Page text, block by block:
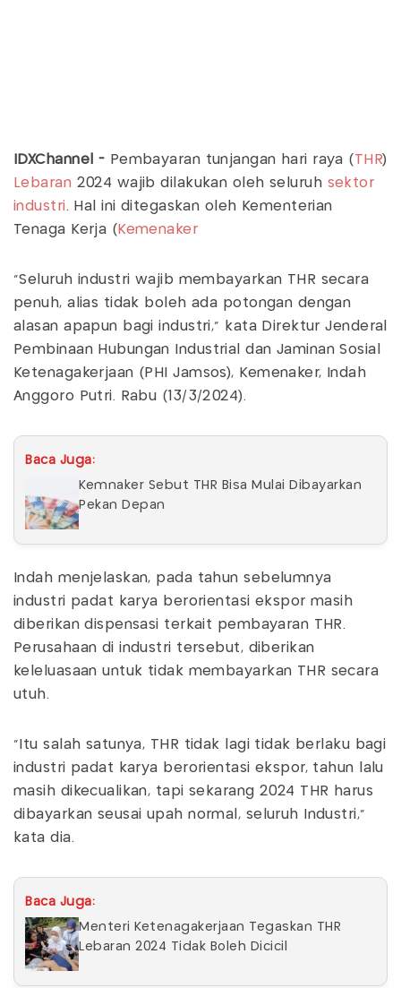
IDXChannel - Pembayaran tunjangan hari raya ( THR)
Lebaran 2024 wajib dilakukan oleh seluruh sektor
industri. Hal ini ditegaskan oleh Kementerian
Tenaga Kerja ( Kemenaker
"Seluruh industri wajib membayarkan THR secara
penuh, alias tidak boleh ada potongan dengan
alasan apapun bagi industri," kata Direktur Jenderal
Pembinaan Hubungan Industrial dan Jaminan Sosial
Ketenagakerjaan (PHI Jamsos), Kemenaker, Indah
Anggoro Putri. Rabu (13/3/2024).
Baca Juga:
Kemnaker Sebut THR Bisa Mulai Dibayarkan
Pekan Depan
Indah menjelaskan, pada tahun sebelumnya
industri padat karya berorientasi ekspor masih
diberikan dispensasi terkait pembayaran THR.
Perusahaan di industri tersebut, diberikan
keleluasaan untuk tidak membayarkan THR secara
utuh.
"Itu salah satunya, THR tidak lagi tidak berlaku bagi
industri padat karya berorientasi ekspor, tahun lalu
masih dikecualikan, tapi sekarang 2024 THR harus
dibayarkan seusai upah normal, seluruh Industri,"
kata dia.
Baca Juga:
Menteri Ketenagakerjaan Tegaskan THR
Lebaran 2024 Tidak Boleh Dicicil